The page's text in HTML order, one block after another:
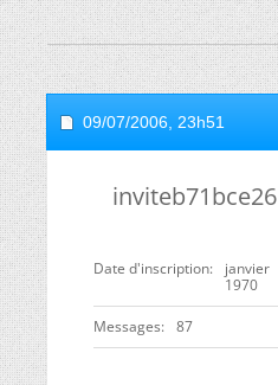
09/07/2006, 23h51
inviteb71bce26
Date d'inscription
janvier
1970
Messages 87